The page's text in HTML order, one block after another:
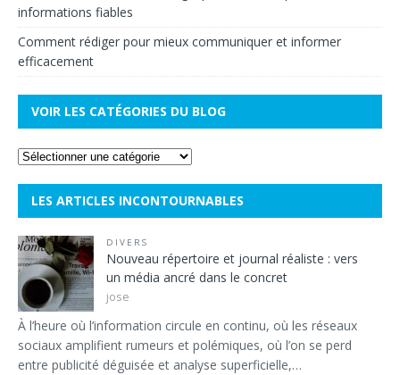
informations fiables
Comment rédiger pour mieux communiquer et informer
efficacement
VOIR LES CATÉGORIES DU BLOG
LES ARTICLES INCONTOURNABLES
DIVERS
Nouveau répertoire et journal réaliste : vers
un média ancré dans le concret
jose
À l’heure où l’information circule en continu, où les réseaux
sociaux amplifient rumeurs et polémiques, où l’on se perd
entre publicité déguisée et analyse superficielle,…